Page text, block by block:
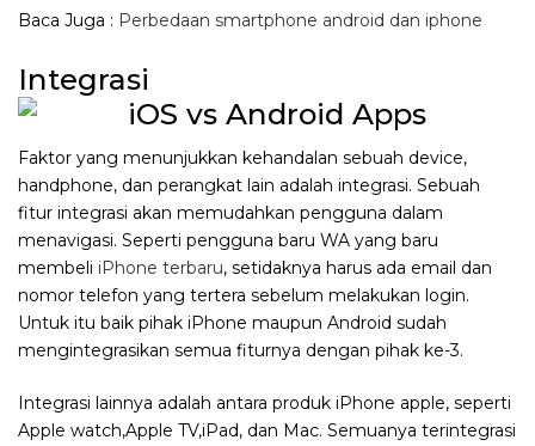
Baca Juga : Perbedaan smartphone android dan iphone
Integrasi
Faktor yang menunjukkan kehandalan sebuah device,
handphone, dan perangkat lain adalah integrasi. Sebuah
fitur integrasi akan memudahkan pengguna dalam
menavigasi. Seperti pengguna baru WA yang baru
membeli iPhone terbaru, setidaknya harus ada email dan
nomor telefon yang tertera sebelum melakukan login.
Untuk itu baik pihak iPhone maupun Android sudah
mengintegrasikan semua fiturnya dengan pihak ke-3.
Integrasi lainnya adalah antara produk iPhone apple, seperti
Apple watch,Apple TV,iPad, dan Mac. Semuanya terintegrasi